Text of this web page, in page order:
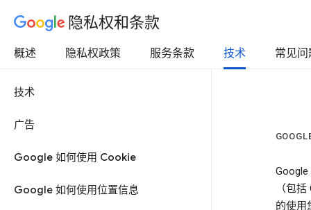
隐私权和条款
概述 隐私权政策 服务条款 技术 常见
技术
广告
Google 如何使用 Cookie
Google 如何使用位置信息
（包
的使用